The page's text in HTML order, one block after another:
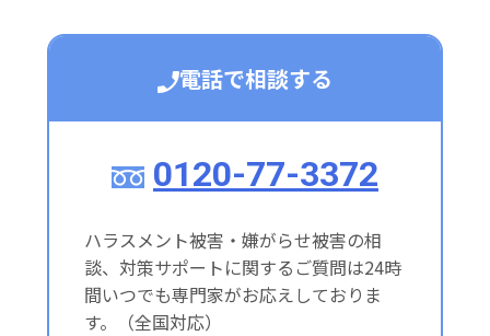
電話で相談する
0120-77-3372
ハラスメント被害・嫌がらせ被害の相
談、対策サポートに関するご質問は24時
間いつでも専門家がお応えしておりま
す。（全国対応）